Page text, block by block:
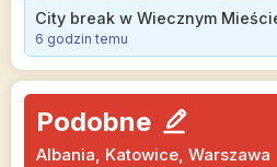
6 godzin temu
Podobne
Albania, Katowice, Warszawa